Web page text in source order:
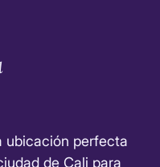
ubicación perfecta
de Cali para